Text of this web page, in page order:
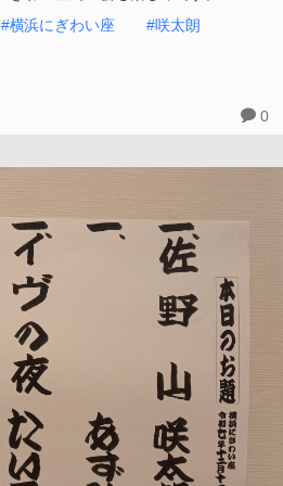
#横浜にぎわい座 #咲太朗
0